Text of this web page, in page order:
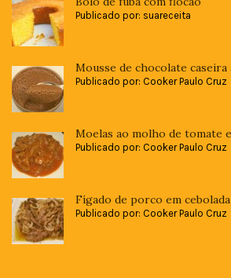
Publicado por: suareceita
Mousse de chocolate
Publicado por: Cooker Paulo Cruz
Moelas ao molho de tomate
Publicado por: Cooker Paulo Cruz
Fígado de porco em cebolada
Publicado por: Cooker Paulo Cruz